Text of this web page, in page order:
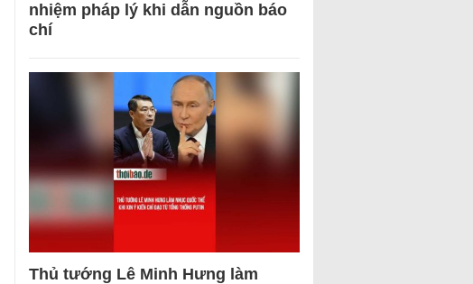
nhiệm pháp lý khi dẫn nguồn báo
chí
Thủ tướng Lê Minh Hưng làm